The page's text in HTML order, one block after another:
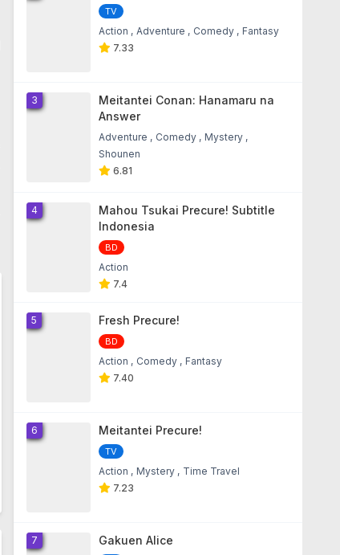
Lirik Lagu Nu'est - Action - 14 year
ago
14 year ago
Lirik Lagu Wonder Girls – Like
Money feat Akon
Money feat Akon - 14 year ago
Lirik Lagu Kim Hyun Jun - 나쁜
남자라서
라서 - 14 year ago
Lirik Lagu Kim Hyun Jun - 잘못
어 (Feat. JQ) - 14 year ago
Lirik Lagu Kim Hyun Jun - Just
Let It Go
Lirik Lagu Kim Hyun Jun - Just Let It
Lirik Lagu Kim Hyun Jun - Sorry
I`m Sorry
Lirik Lagu Kim Hyun Jun - Sorry I`m
Sorry - 14 year ago
TV
Action Adventure Comedy
Fantasy
7.33
3
Meitantei Conan: Hanamaru na
Answer
Adventure Comedy
Mystery
Shounen
6.81
4
Mahou Tsukai Precure! Subtitle
Indonesia
BD
Action
7.4
5 Fresh Precure!
BD
Action Comedy
Fantasy
7.40
6 Meitantei Precure!
TV
Action Mystery
Time Travel
7.23
7 Gakuen Alice